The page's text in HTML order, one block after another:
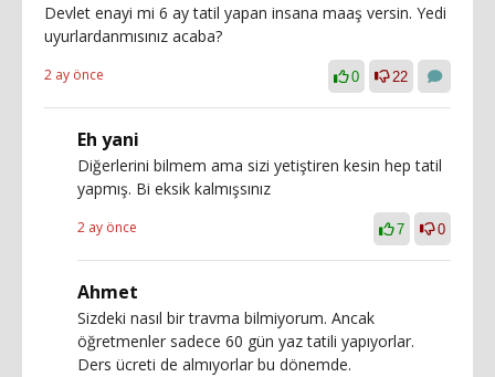
Devlet enayi mi 6 ay tatil yapan insana maaş versin. Yedi
uyurlardanmısınız acaba?
2 ay önce 0 22
Eh yani
Diğerlerini bilmem ama sizi yetiştiren kesin hep tatil
yapmış. Bi eksik kalmışsınız
2 ay önce 7 0
Ahmet
Sizdeki nasıl bir travma bilmiyorum. Ancak
öğretmenler sadece 60 gün yaz tatili yapıyorlar.
Ders ücreti de almıyorlar bu dönemde.